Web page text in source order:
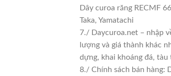
Dây curoa răng RECMF
Taka, Yamatachi
7./ Daycuroa.net – nhập
lượng và giá thành khác
dựng, khai khoáng đá,
8./ Chính sách bán hàng: